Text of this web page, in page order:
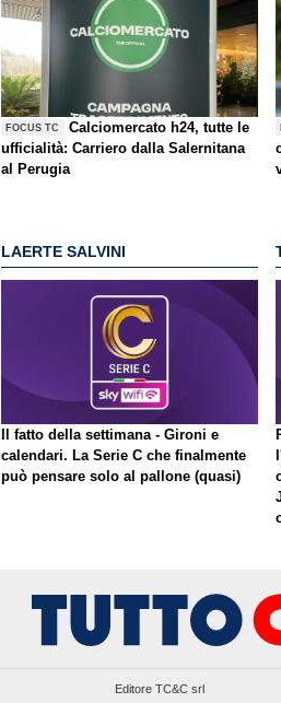
FOCUS TC
Calciomercato h24, tutte le
ufficialità: Carriero dalla Salernitana
al Perugia
LAERTE SALVINI
Il fatto della settimana - Gironi e
calendari. La Serie C che finalmente
può pensare solo al pallone (quasi)
Editore TC&C srl